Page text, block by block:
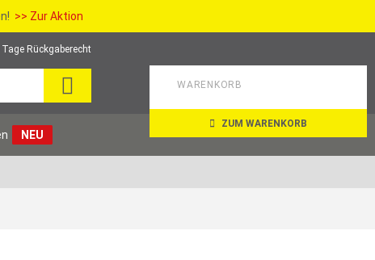
>> Zur Aktion
Tage Rückgaberecht
WARENKORB
ZUM WARENKORB
NEU